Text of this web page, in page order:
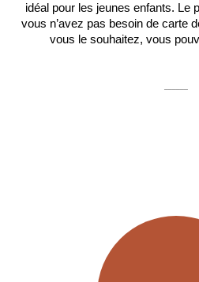
idéal pour les jeunes enfants. Le
vous n’avez pas besoin de carte
vous le souhaitez, vous